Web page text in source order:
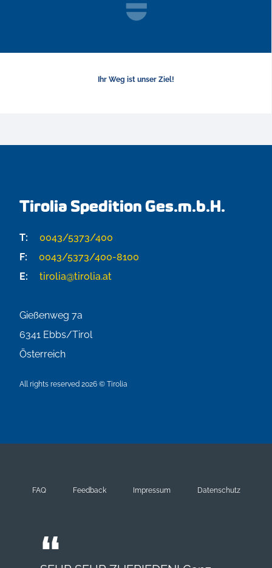
Ihr Weg ist unser Ziel!
Tirolia Spedition Ges.m.b.H.
T:
0043/5373/400
F:
0043/5373/400-8100
E:
tirolia@tirolia.at
Gießenweg 7a
6341 Ebbs/Tirol
Österreich
All rights reserved 2026 © Tirolia
FAQ Feedback Impressum Datenschutz